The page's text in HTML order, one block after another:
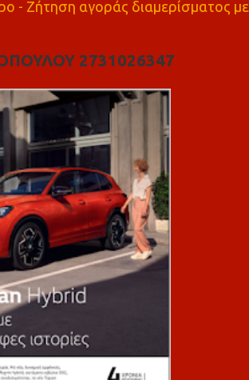
- Ζήτηση αγοράς διαμερίσματος με
2731026347